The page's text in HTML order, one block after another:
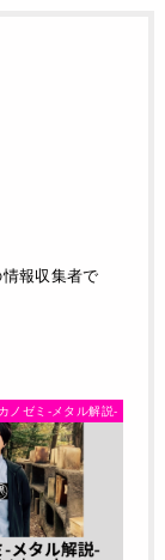
報収集者で
ノゼミ-メタル解説-